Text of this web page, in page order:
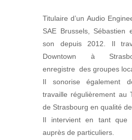
Titulaire d’un Audio
SAE Brussels, Sébastien
son depuis 2012. Il
Downtown à
enregistre des groupes
Il sonorise également
travaille régulièrement au
de Strasbourg en qualité
Il intervient en tant que
auprès de particuliers.